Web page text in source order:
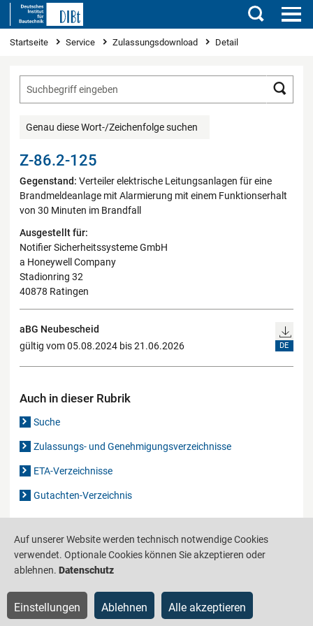
Suchen
Sie sind hier
Startseite Service Zulassungsdownload Detail
Genau diese Wort-/Zeichenfolge suchen
Z-86.2-125
Gegenstand: Verteiler elektrische Leitungsanlagen für eine
Brandmeldeanlage mit Alarmierung mit einem Funktionserhalt
von 30 Minuten im Brandfall
Ausgestellt für:
Notifier Sicherheitssysteme GmbH
a Honeywell Company
Stadionring 32
40878 Ratingen
aBG Neubescheid
gültig vom 05.08.2024 bis 21.06.2026
DE
Auch in dieser Rubrik
Suche
Zulassungs- und Genehmigungsverzeichnisse
ETA-Verzeichnisse
Gutachten-Verzeichnis
Produktinformationsstelle für das Bauwesen IS-ARGEBAU
Barrierefreiheit Datenschutz
Auf unserer Website werden technisch notwendige Cookies
verwendet. Optionale Cookies können Sie akzeptieren oder
ablehnen. Datenschutz
Einstellungen Ablehnen Alle akzeptieren